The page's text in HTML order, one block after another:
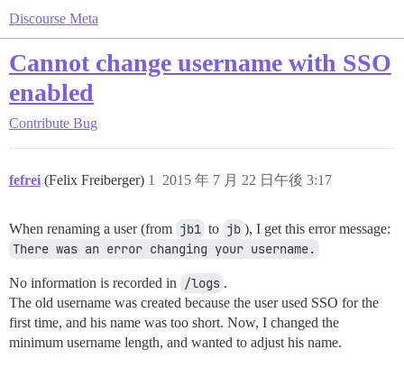
Discourse Meta
Cannot change username with SSO
enabled
Contribute Bug
fefrei (Felix Freiberger) 2015 年 7 月 22 日午後 3:17
1
When renaming a user (from jb1 to jb ), I get this error message:
There was an error changing your username.
No information is recorded in /logs .
The old username was created because the user used SSO for the
first time, and his name was too short. Now, I changed the
minimum username length, and wanted to adjust his name.